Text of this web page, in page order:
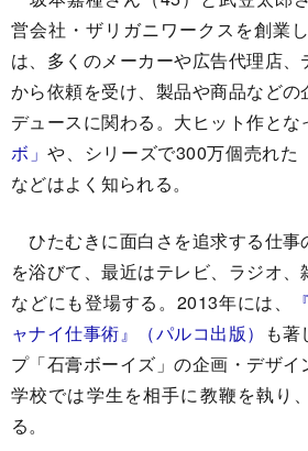
営会社・ザリガニワークスを創業
は、多くのメーカーや広告代理店
から依頼を受け、製品や商品などの
デュースに関わる。大ヒット作とな
ボ」や、シリーズで300万個売れた
などはよく知られる。
ひたむきに面白さを追求する仕事
を浴びて、最近はテレビ、ラジオ、
などにも登場する。2013年には、
ャナイ仕事術』（パルコ出版）
も
プ「石膏ボーイズ」の企画・デザ
学校では学生を相手に教鞭を執り
る。